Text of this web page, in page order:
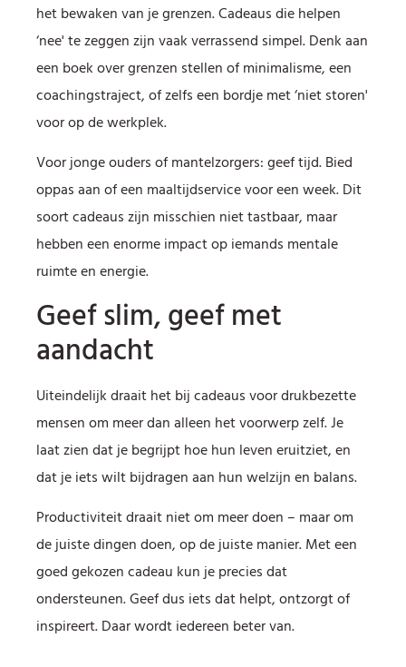
het bewaken van je grenzen. Cadeaus die helpen
‘nee' te zeggen zijn vaak verrassend simpel. Denk aan
een boek over grenzen stellen of minimalisme, een
coachingstraject, of zelfs een bordje met ‘niet storen'
voor op de werkplek.
Voor jonge ouders of mantelzorgers: geef tijd. Bied
oppas aan of een maaltijdservice voor een week. Dit
soort cadeaus zijn misschien niet tastbaar, maar
hebben een enorme impact op iemands mentale
ruimte en energie.
Geef slim, geef met
aandacht
Uiteindelijk draait het bij cadeaus voor drukbezette
mensen om meer dan alleen het voorwerp zelf. Je
laat zien dat je begrijpt hoe hun leven eruitziet, en
dat je iets wilt bijdragen aan hun welzijn en balans.
Productiviteit draait niet om meer doen – maar om
de juiste dingen doen, op de juiste manier. Met een
goed gekozen cadeau kun je precies dat
ondersteunen. Geef dus iets dat helpt, ontzorgt of
inspireert. Daar wordt iedereen beter van.